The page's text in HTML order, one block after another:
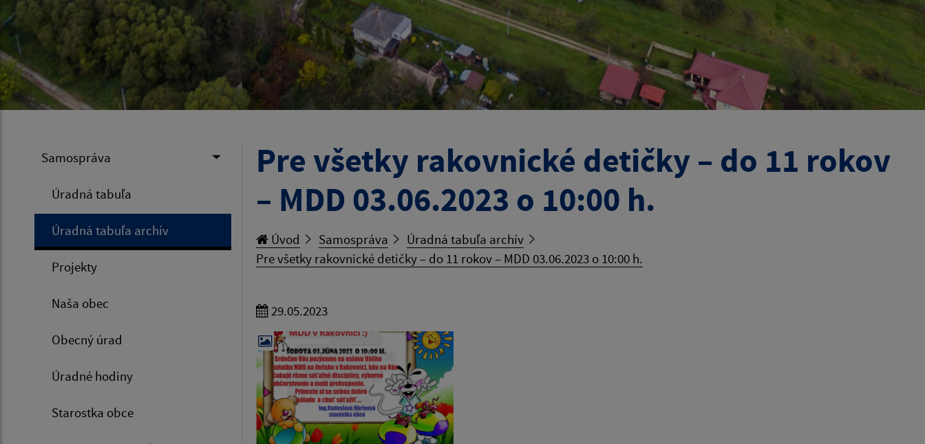
Samospráva
Úradná tabuľa
Úradná tabuľa archív
Projekty
Naša obec
Obecný úrad
Úradné hodiny
Starostka obce
Pre všetky rakovnické detičky – do 11 rokov
– MDD 03.06.2023 o 10:00 h.
Úvod Samospráva
Úradná tabuľa archív
Pre všetky rakovnické detičky – do 11 rokov – MDD 03.06.2023 o 10:00 h.
29.05.2023